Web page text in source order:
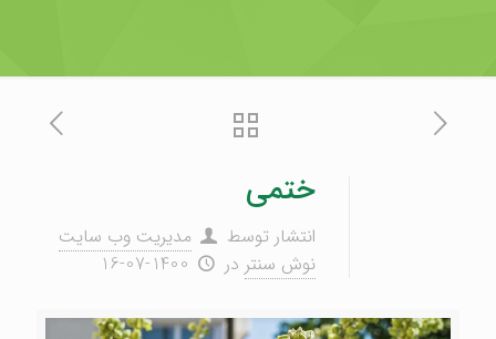
ختمی
انتشار توسط
مدیریت وب سایت
نوش سنتر در 1400-07-16